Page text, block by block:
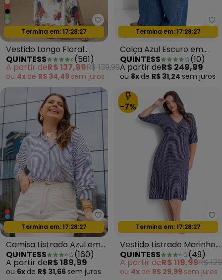
Quintess - Vestido Longo
Oferta relâmpago
Termina em: 17:28:24
Vestido Longo Floral
Étnico com Decote
Profundo
QUINTESS (561)
A partir deR$ 137,99R$ 139,99
ou 4x de R$ 34,49 sem juros
Oferta relâmpago
Termina em: 17:28:24
Calça Azul Escuro em
Jeans de Algodão
QUINTESS (10)
A partir deR$ 249,99
ou 8x de R$ 31,24 sem juros
Quintess - Camisa Listrado
Oferta relâmpago
Termina em: 17:28:24
Camisa Listrado Azul em
Viscose com Algodão
QUINTESS (160)
A partir deR$ 189,99
ou 6x de R$ 31,66 sem juros
-7%
Oferta relâmpago
Termina em: 17:28:24
Vestido Listrado Marinho
e Branco em Canelado
QUINTESS (49)
A partir deR$ 119,99R$
ou 4x de R$ 29,99 sem juros